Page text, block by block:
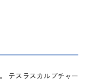
テスラスカルプチャー